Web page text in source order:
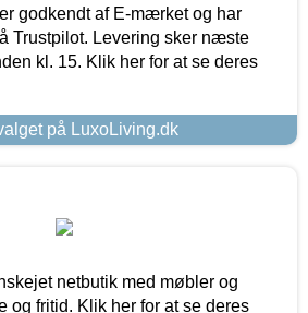
godkendt af E-mærket og har
Trustpilot. Levering sker næste
kl. 15. Klik her for at se deres
på LuxoLiving.dk
netbutik med møbler og
og fritid. Klik her for at se deres